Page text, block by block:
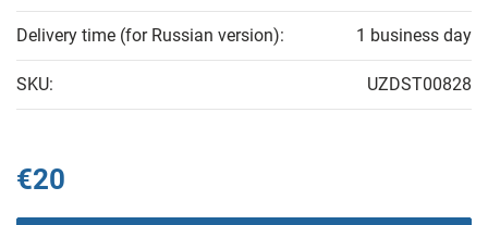
Delivery time (for Russian version): 1 business day
SKU: UZDST00828
€20